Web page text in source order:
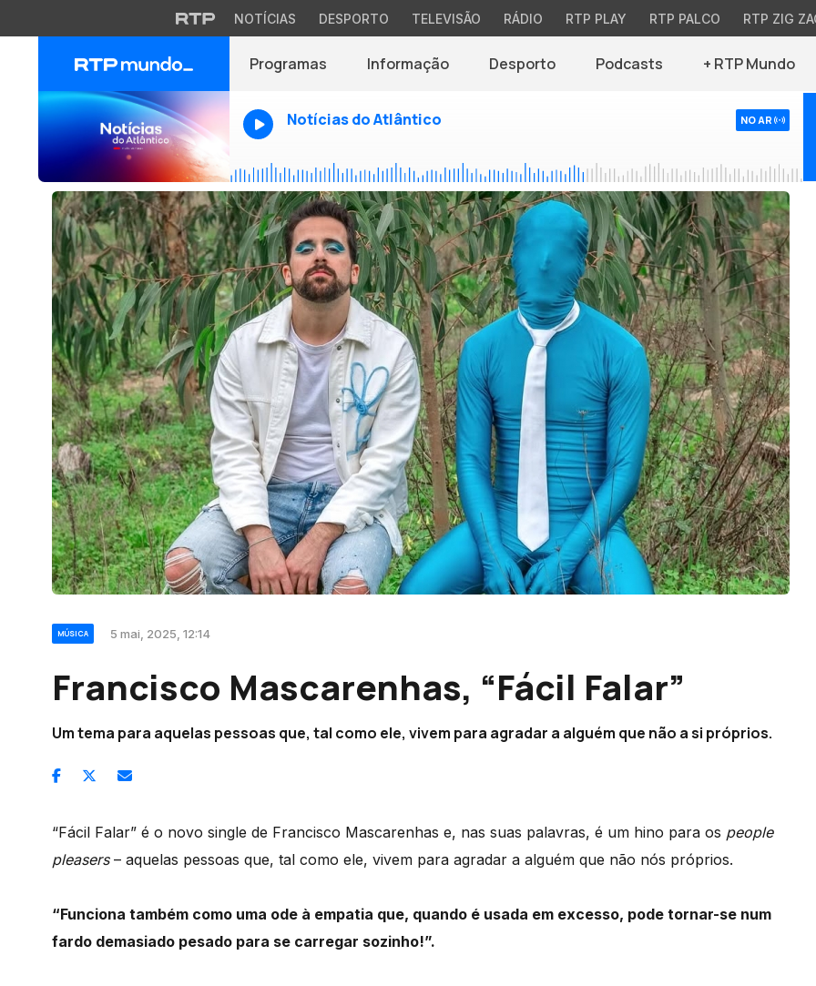
NOTÍCIAS DESPORTO TELEVISÃO RÁDIO RTP PLAY RTP PALCO RTP ZIG
Programas Informação Desporto Podcasts + RTP Mundo
Notícias do Atlântico NO AR
MÚSICA 5 mai, 2025, 12:14
Francisco Mascarenhas, “Fácil Falar”
Um tema para aquelas pessoas que, tal como ele, vivem para agradar a alguém que não a si próprios.
“Fácil Falar” é o novo single de Francisco Mascarenhas e, nas suas palavras, é um hino para os people
pleasers– aquelas pessoas que, tal como ele, vivem para agradar a alguém que não nós próprios.
“Funciona também como uma ode à empatia que, quando é usada em excesso, pode tornar-se num
fardo demasiado pesado para se carregar sozinho!”.